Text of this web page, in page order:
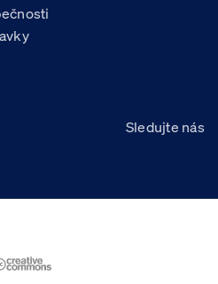
Sledujte nás